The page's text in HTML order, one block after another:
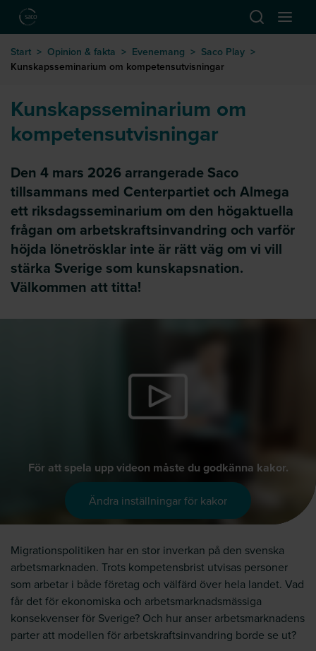
Hoppa till huvudinnehåll Öppna
Start > Opinion & fakta > Evenemang > Saco Play >
Kunskapsseminarium om kompetensutvisningar
Kunskapsseminarium om
kompetensutvisningar
Den 4 mars 2026 arrangerade Saco
tillsammans med Centerpartiet och Almega
ett riksdagsseminarium om den högaktuella
frågan om arbetskraftsinvandring och varför
höjda lönetrösklar inte är rätt väg om vi vill
stärka Sverige som kunskapsnation.
Välkommen att titta!
För att spela upp videon måste du godkänna kakor.
Ändra inställningar för kakor
Migrationspolitiken har en stor inverkan på den svenska
arbetsmarknaden. Trots kompetensbrist utvisas personer
som arbetar i både företag och välfärd över hela landet. Vad
får det för ekonomiska och arbetsmarknadsmässiga
konsekvenser för Sverige? Och hur anser arbetsmarknadens
parter att modellen för arbetskraftsinvandring borde se ut?